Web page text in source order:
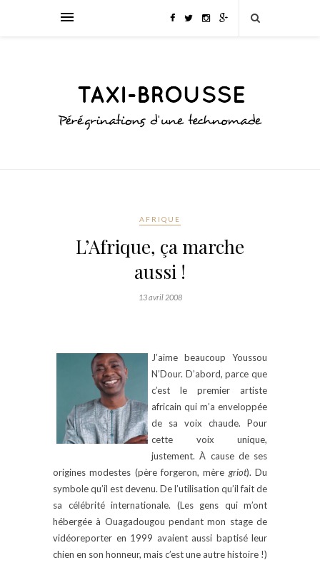
AFRIQUE
L’Afrique, ça marche
aussi !
13 avril 2008
J’aime beaucoup Youssou
N’Dour. D’abord, parce que
c’est le premier artiste
africain qui m’a enveloppée
de sa voix chaude. Pour
cette voix unique,
justement. À cause de ses
origines modestes (père forgeron, mère griot). Du
symbole qu’il est devenu. De l’utilisation qu’il fait de
sa célébrité internationale. (Les gens qui m’ont
hébergée à Ouagadougou pendant mon stage de
vidéoreporter en 1999 avaient aussi baptisé leur
chien en son honneur, mais c’est une autre histoire !)